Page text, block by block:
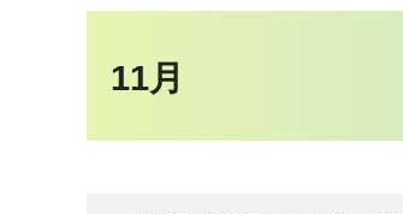
11月